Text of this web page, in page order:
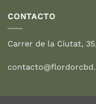
CONTACTO
Carrer de la Ciutat,